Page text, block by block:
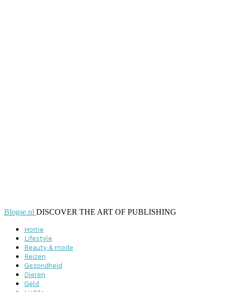
Blogse.nl DISCOVER THE ART OF PUBLISHING
Home
Lifestyle
Beauty & mode
Reizen
Gezondheid
Dieren
Geld